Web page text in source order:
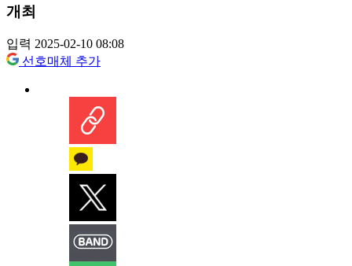
개최
입력 2025-02-10 08:08
선호매체 추가